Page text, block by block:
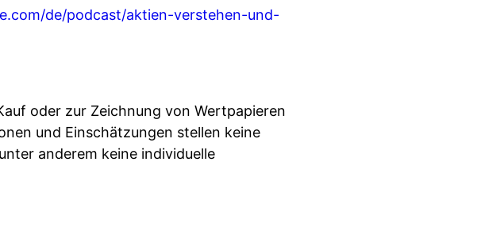
de/podcast/aktien-verstehen-und-
oder zur Zeichnung von Wertpapieren
und Einschätzungen stellen keine
anderem keine individuelle